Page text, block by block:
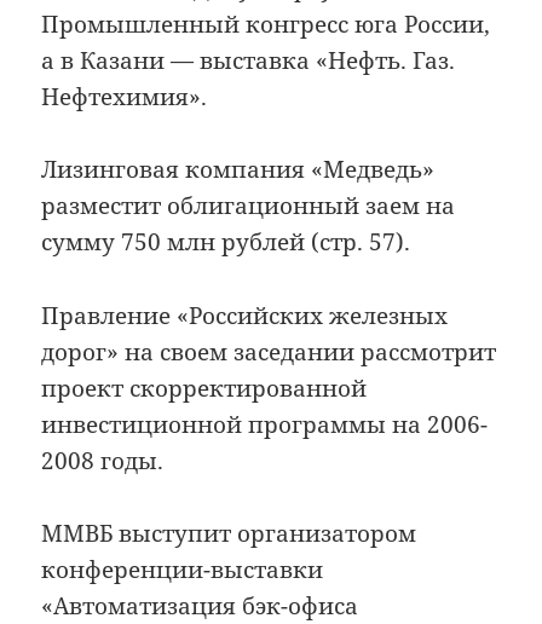
Промышленный конгресс юга России,
а в Казани — выставка «Нефть. Газ.
Нефтехимия».
Лизинговая компания «Медведь»
разместит облигационный заем на
сумму 750 млн рублей (стр. 57).
Правление «Российских железных
дорог» на своем заседании рассмотрит
проект скорректированной
инвестиционной программы на 2006-
2008 годы.
ММВБ выступит организатором
конференции-выставки
«Автоматизация бэк-офиса